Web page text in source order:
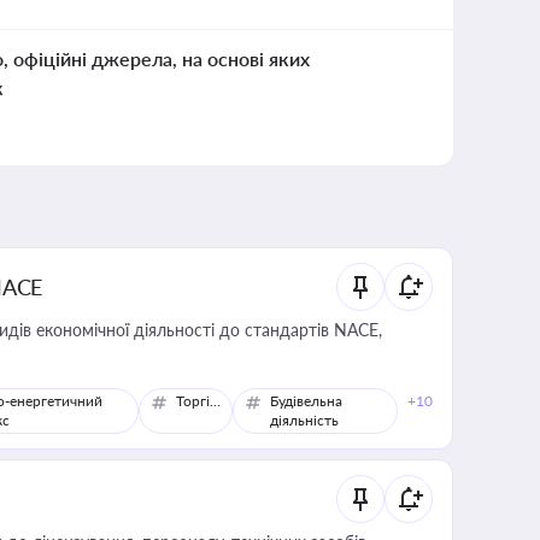
офіційні джерела, на основі яких
економічної діяльності до стандартів NACE,
енергетичний
Торгівля
Будівельна
діяльність
+10